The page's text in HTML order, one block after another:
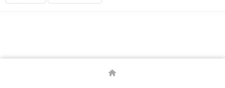
© Telif Hakkı 2026, Tüm Hakları Saklıdır.